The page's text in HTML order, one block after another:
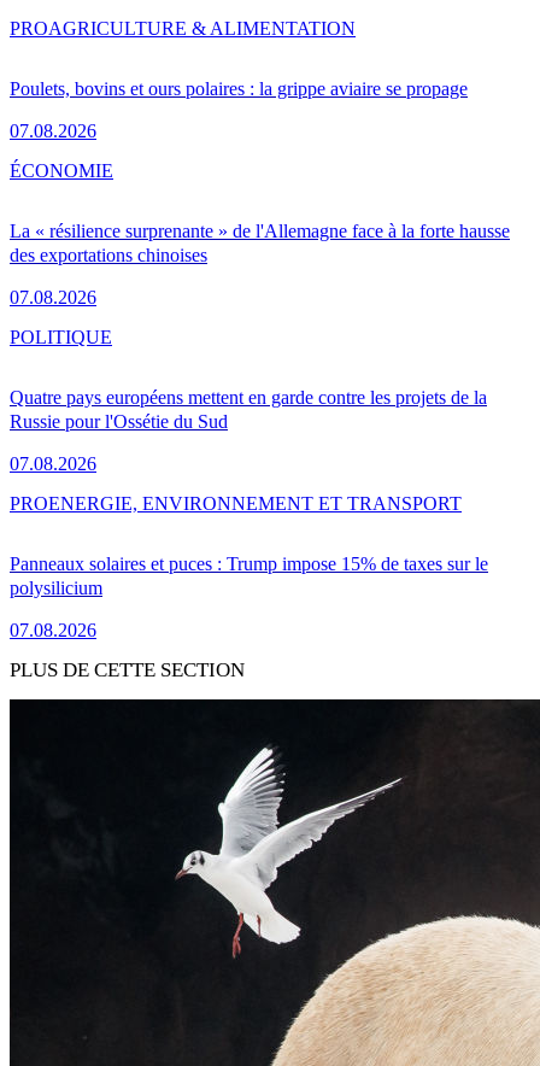
Poulets, bovins et ours polaires : la grippe aviaire se propage
07.08.2026
PROAGRICULTURE & ALIMENTATION
La « résilience surprenante » de l'Allemagne face à la forte hausse
des exportations chinoises
07.08.2026
ÉCONOMIE
Quatre pays européens mettent en garde contre les projets de la
Russie pour l'Ossétie du Sud
07.08.2026
POLITIQUE
Panneaux solaires et puces : Trump impose 15% de taxes sur le
polysilicium
07.08.2026
PROENERGIE, ENVIRONNEMENT ET TRANSPORT
PLUS DE CETTE SECTION